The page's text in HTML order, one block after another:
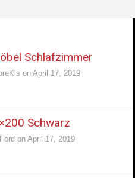
Schlafzimmer
on April 17, 2019
Schwarz
on April 17, 2019